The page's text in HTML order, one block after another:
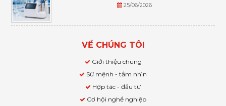
25/06/2026
VỀ CHÚNG TÔI
Giới thiệu chung
Sứ mệnh - tầm nhìn
Hợp tác - đầu tư
Cơ hội nghề nghiệp